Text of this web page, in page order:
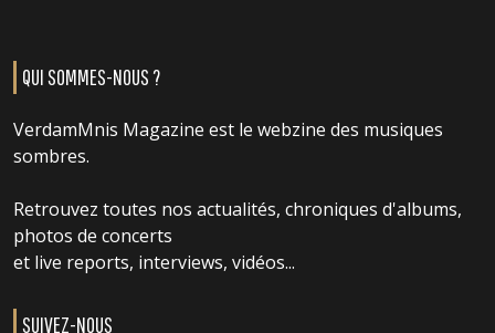
QUI SOMMES-NOUS ?
VerdamMnis Magazine est le webzine des musiques
sombres.
Retrouvez toutes nos actualités, chroniques d'albums,
photos de concerts
et live reports, interviews, vidéos...
SUIVEZ-NOUS